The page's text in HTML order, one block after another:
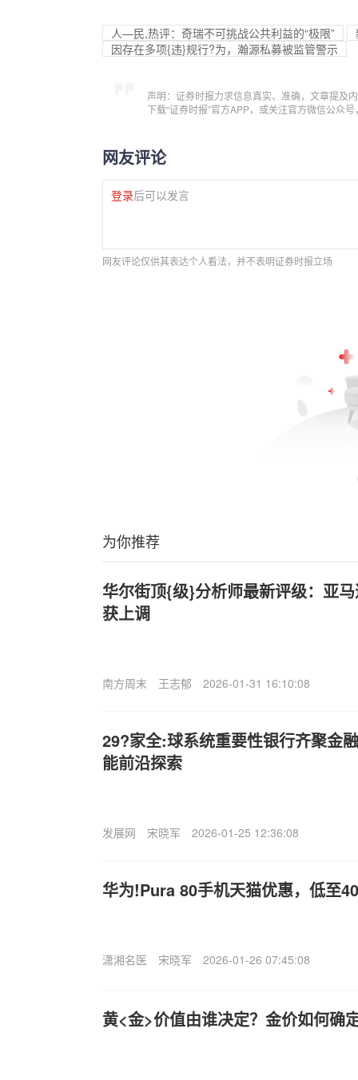
人—民,热评：奇瑞不可挑战公共利益的“极限”
因存在多项{违}规行?为，瀚源私募被监管警示
声明：证券时报力求信息真实、准确，文章提及
下载“证券时报”官方APP，或关注官方微信公众
网友评论
登录后可以发言
网友评论仅供其表达个人看法，并不表明证券时报立场
为你推荐
华尔街顶{级}分析师最新评级：亚
获上调
南方周末 王志郁 2026-01-31 16:10:08
29?家全:球系统重要性银行齐聚金
能前沿探索
发展网 宋晓军 2026-01-25 12:36:08
华为!Pura 80手机天猫优惠，低至
潇湘名医 宋晓军 2026-01-26 07:45:08
黄<金>价值由谁决定？金价如何确